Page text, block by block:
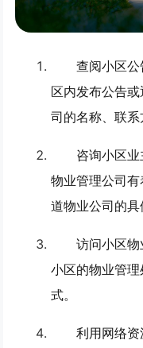
查阅小区
区内发布公告
司的名称、联系
咨询小区
物业管理公司
道物业公司的具
访问小区
小区的物业管
式。
利用网络资